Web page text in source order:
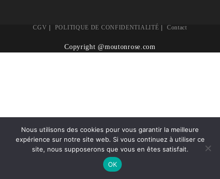
CGV POLITIQUE DE CONFIDENTIALITÉ Contact
Copyright @moutonrose.com
Nous utilisons des cookies pour vous garantir la meilleure
expérience sur notre site web. Si vous continuez à utiliser ce
site, nous supposerons que vous en êtes satisfait.
OK